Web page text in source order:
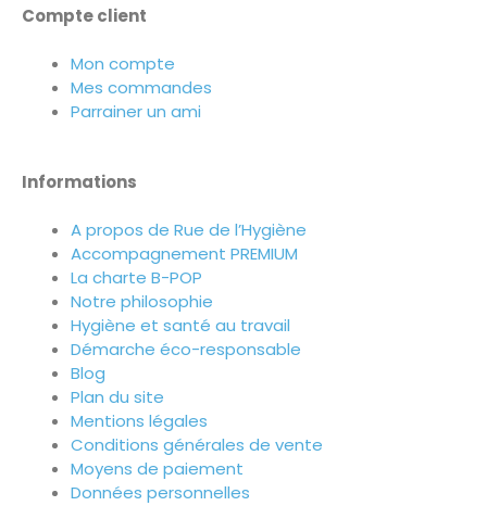
Compte client
Mon compte
Mes commandes
Parrainer un ami
Informations
A propos de Rue de l’Hygiène
Accompagnement PREMIUM
La charte B-POP
Notre philosophie
Hygiène et santé au travail
Démarche éco-responsable
Blog
Plan du site
Mentions légales
Conditions générales de vente
Moyens de paiement
Données personnelles